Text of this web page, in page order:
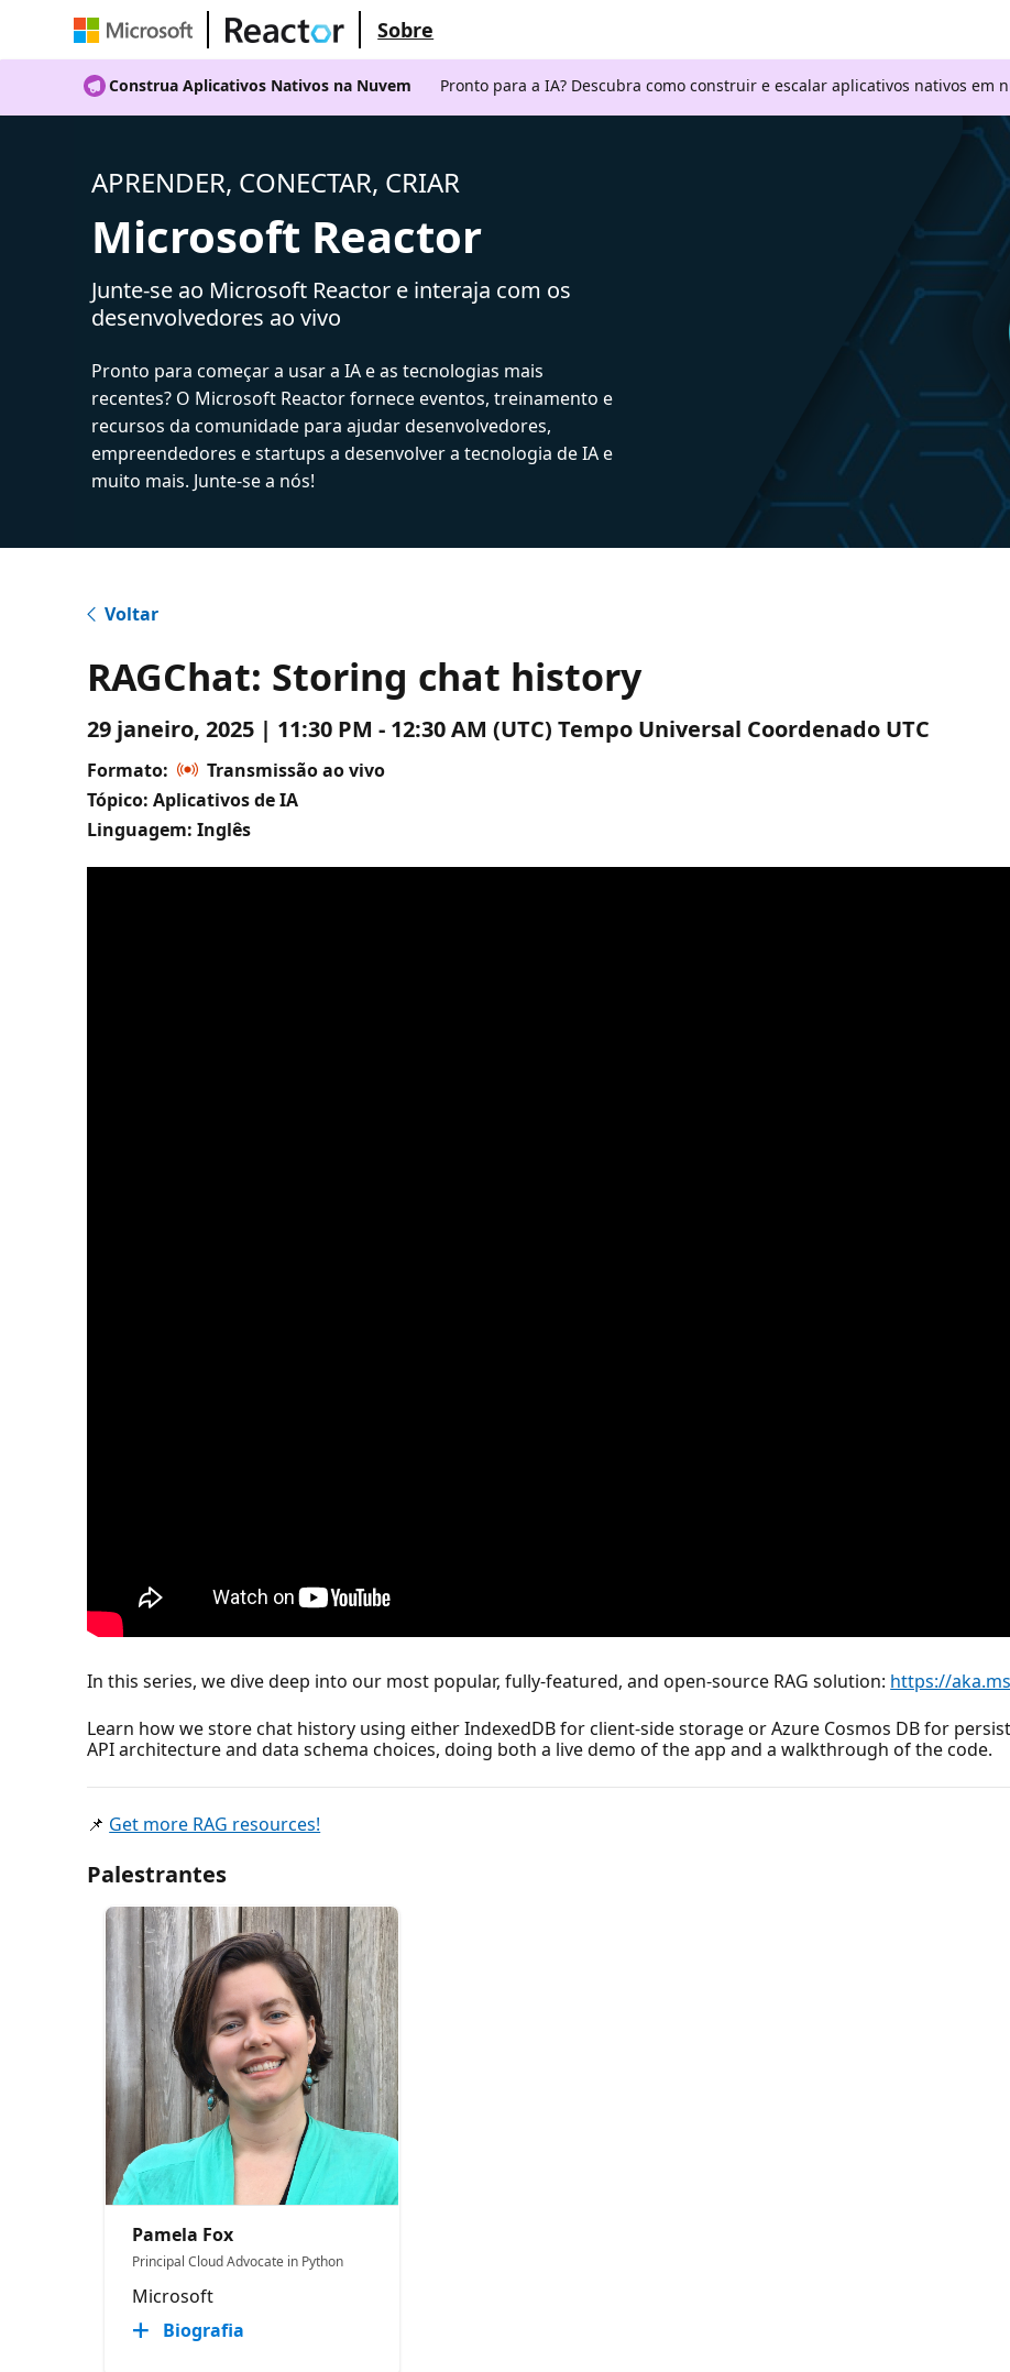
Sobre
Construa Aplicativos Nativos na Nuvem Pronto para a IA? Descubra como construir e escalar aplicativos nativos em
APRENDER, CONECTAR, CRIAR
Microsoft Reactor
Junte-se ao Microsoft Reactor e interaja com os
desenvolvedores ao vivo
Pronto para começar a usar a IA e as tecnologias mais
recentes? O Microsoft Reactor fornece eventos, treinamento e
recursos da comunidade para ajudar desenvolvedores,
empreendedores e startups a desenvolver a tecnologia de IA e
muito mais. Junte-se a nós!
Voltar
RAGChat: Storing chat history
29 janeiro, 2025 | 11:30 PM - 12:30 AM (UTC) Tempo Universal Coordenado UTC
Formato:
Transmissão ao vivo
Tópico: Aplicativos de IA
Linguagem: Inglês
In this series, we dive deep into our most popular, fully-featured, and open-source RAG solution: https://
Learn how we store chat history using either IndexedDB for client-side storage or Azure Cosmos DB for
API architecture and data schema choices, doing both a live demo of the app and a walkthrough of the code.
📌 Get more RAG resources!
Palestrantes
Pamela Fox
Principal Cloud Advocate in Python
Microsoft
Biografia